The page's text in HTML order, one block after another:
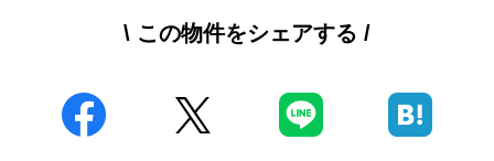
\ この物件をシェアする /